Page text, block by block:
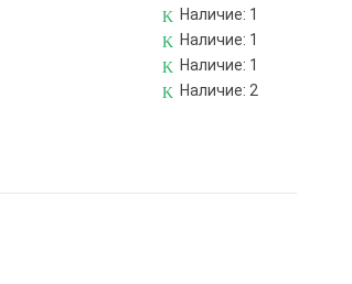
Наличие: 1
Наличие: 1
Наличие: 1
Наличие: 2